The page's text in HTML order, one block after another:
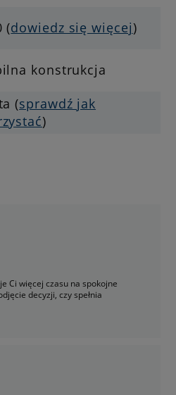
(dowiedz się więcej)
konstrukcja
(sprawdź jak
)
Ci więcej czasu na spokojne
decyzji, czy spełnia